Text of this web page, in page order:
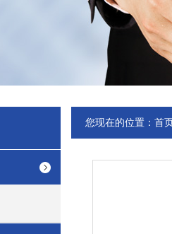
您现在的位置： 首